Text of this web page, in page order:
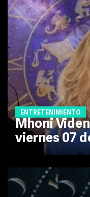
ENTRETENIMIENTO
Mhoni
viernes 07